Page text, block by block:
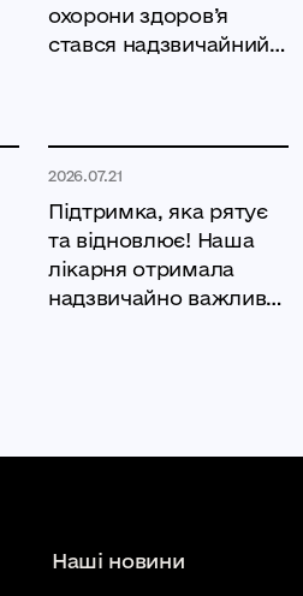
охорони здоров’я
стався надзвичайний
2026.07.21
Підтримка, яка рятує
та відновлює! Наша
лікарня отримала
надзвичайно важливу
Наші новини